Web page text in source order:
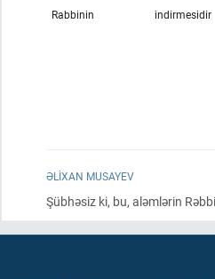
indirmesidir
Rabbinin
ƏLIXAN MUSAYEV
Şübhəsiz ki, bu, aləmlərin